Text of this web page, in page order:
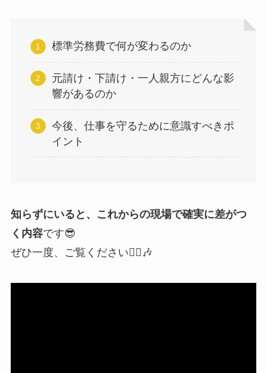
標準労務費で何が変わるのか
元請け・下請け・一人親方にどんな影
響があるのか
今後、仕事を守るために意識すべきポ
イント
知らずにいると、これからの現場で確実に差がつ
く内容です😎
ぜひ一度、ご覧ください💁‍♀️🎶